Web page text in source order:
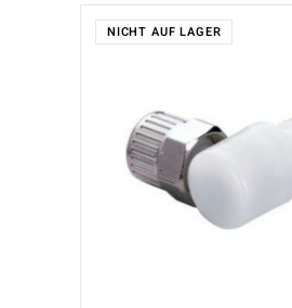
NICHT AUF LAGER
WEITERLESEN